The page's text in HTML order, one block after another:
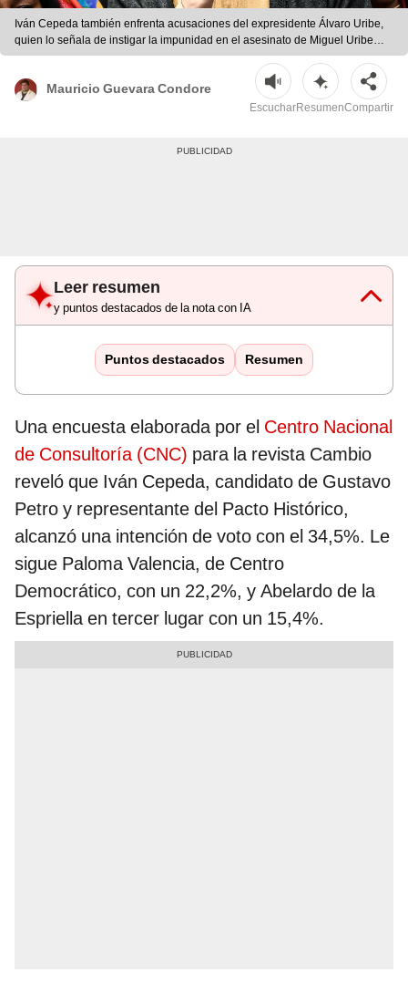
Iván Cepeda también enfrenta acusaciones del expresidente Álvaro Uribe,
quien lo señala de instigar la impunidad en el asesinato de Miguel Uribe
Turbay. Foto: AFP.
Mauricio Guevara Condore
EscucharResumenCompartir
Leer resumen
y puntos destacados de la nota con IA
Puntos destacados Resumen
Una encuesta elaborada por el Centro Nacional
de Consultoría (CNC) para la revista Cambio
reveló que Iván Cepeda, candidato de Gustavo
Petro y representante del Pacto Histórico,
alcanzó una intención de voto con el 34,5%. Le
sigue Paloma Valencia, de Centro
Democrático, con un 22,2%, y Abelardo de la
Espriella en tercer lugar con un 15,4%.